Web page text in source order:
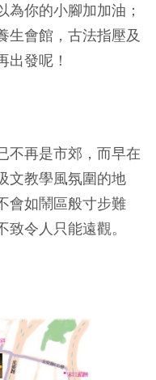
你的小腳加加油；
會館，古法指壓及
出發呢！
不再是市郊，而早在
文教學風氛圍的地
會如鬧區般寸步難
令人只能遠觀。